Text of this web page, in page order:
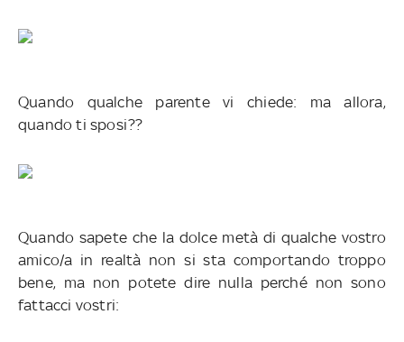
Quando qualche parente vi chiede: ma allora,
quando ti sposi??
Quando sapete che la dolce metà di qualche vostro
amico/a in realtà non si sta comportando troppo
bene, ma non potete dire nulla perché non sono
fattacci vostri: